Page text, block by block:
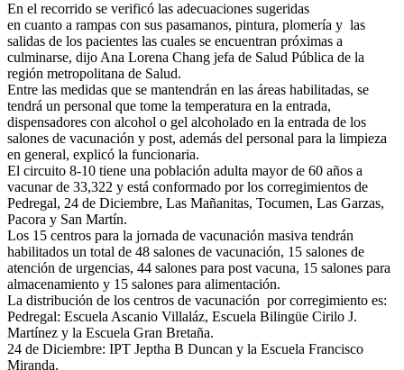
En el recorrido se verificó las adecuaciones sugeridas
en cuanto a rampas con sus pasamanos, pintura, plomería y las
salidas de los pacientes las cuales se encuentran próximas a
culminarse, dijo Ana Lorena Chang jefa de Salud Pública de la
región metropolitana de Salud.
Entre las medidas que se mantendrán en las áreas habilitadas, se
tendrá un personal que tome la temperatura en la entrada,
dispensadores con alcohol o gel alcoholado en la entrada de los
salones de vacunación y post, además del personal para la limpieza
en general, explicó la funcionaria.
El circuito 8-10 tiene una población adulta mayor de 60 años a
vacunar de 33,322 y está conformado por los corregimientos de
Pedregal, 24 de Diciembre, Las Mañanitas, Tocumen, Las Garzas,
Pacora y San Martín.
Los 15 centros para la jornada de vacunación masiva tendrán
habilitados un total de 48 salones de vacunación, 15 salones de
atención de urgencias, 44 salones para post vacuna, 15 salones para
almacenamiento y 15 salones para alimentación.
La distribución de los centros de vacunación por corregimiento es:
Pedregal: Escuela Ascanio Villaláz, Escuela Bilingüe Cirilo J.
Martínez y la Escuela Gran Bretaña.
24 de Diciembre: IPT Jeptha B Duncan y la Escuela Francisco
Miranda.